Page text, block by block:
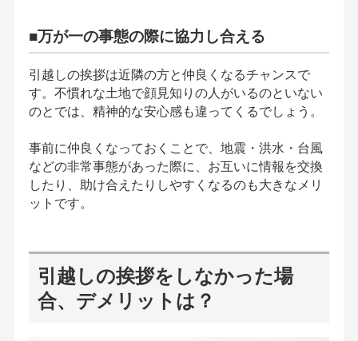
■万が一の事態の際に協力し合える
引越しの挨拶は近隣の方と仲良くなるチャンスで
す。不慣れな土地で顔見知りの人がいるのといない
のとでは、精神的な安心感も違ってくるでしょう。
事前に仲良くなっておくことで、地震・洪水・台風
などの非常事態があった際に、お互いに情報を交換
したり、助け合えたりしやすくなるのも大きなメリ
ットです。
引越しの挨拶をしなかった場
合、デメリットは？